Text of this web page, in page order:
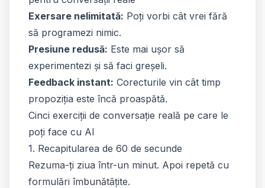
Exersare nelimitată: Poți vorbi cât vrei fără
să programezi nimic.
Presiune redusă: Este mai ușor să
experimentezi și să faci greșeli.
Feedback instant: Corecturile vin cât timp
propoziția este încă proaspătă.
Cinci exerciții de conversație reală pe care le
poți face cu AI
1. Recapitularea de 60 de secunde
Rezuma-ți ziua într-un minut. Apoi repetă cu
formulări îmbunătățite.